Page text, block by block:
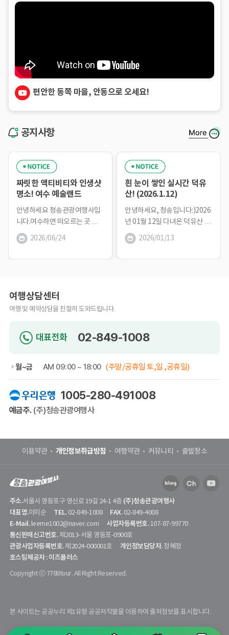
편안한 동쪽 마을, 안동으로 오세요!
공지사항
짜릿한 액티비티와 인생샷
명소! 여수 예술랜드
안녕하세요 청송관광여행사입
니다.여수하면 떠오르는 곳 중
한 곳인 예술랜드!오늘은 여수
예술랜드에 대해 자세히 알려드
다.남해를 바라보...
2026/06/24
흰 눈이 쌓인 실시간 덕유
산! (2026.1.12)
안녕하세요, 청송입니다:)2026
년 01월 12일 다녀온 덕유산 모
습 공유합니다.하얀 눈이 소복
이 내려 아름다운 눈꽃 풍경을
2026/01/13
여행상담센터
여행 및 예약상담을 친절히 도와드립니다.
대표전화 02-849-1008
월~금 AM 09:00 ~ 18:00 (주말/공휴일 토,일 ,공휴일)
1005-280-491008
예금주.(주)청송관광여행사
이용약관 개인정보취급방침 여행약관 커뮤니티 출발장소
주소.서울시 영등포구 영신로 19길 24-1 4층 (주)청송관광여행사
대표명.이미순 TEL.02-849-1008 FAX.02-849-4008
E-Mail.leeme1002@naver.com 사업자등록번호.107-87-99770
통신판매신고번호.제2013-서울 영등포-0900호
관광사업자등록번호.제2024-000001호 개인정보담당자.정혜정
호스팅제공자 : 이즈플러스
Copyright ⓒ 7788tour. All Right Reserved.
본 사이트는 공공누리 제1유형 공공저작물을 이용하여 출처정보를 표시합니다.